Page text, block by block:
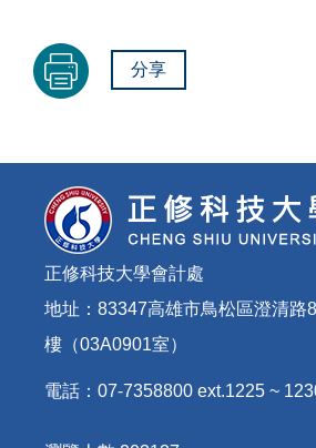
分享
正修科技大學會計處
地址：83347高雄市鳥松區澄清路
樓（03A0901室）
電話：07-7358800 ext.1225 ~